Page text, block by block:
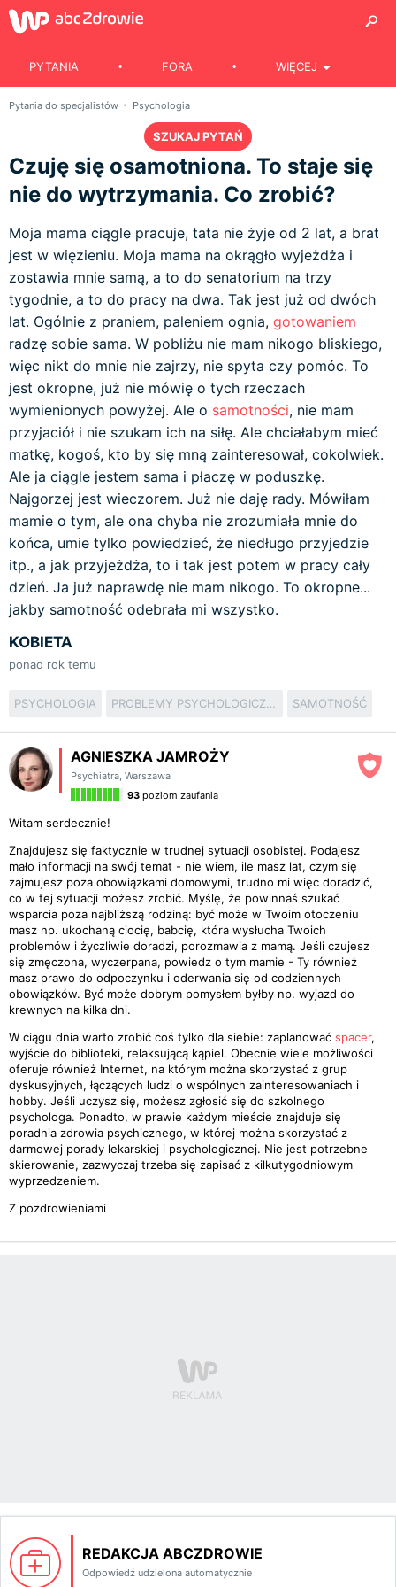
PYTANIA FORA WIĘCEJ
Pytania do specjalistów Psychologia
SZUKAJ PYTAŃ
Czuję się osamotniona. To staje się
nie do wytrzymania. Co zrobić?
Moja mama ciągle pracuje, tata nie żyje od 2 lat, a brat
jest w więzieniu. Moja mama na okrągło wyjeżdża i
zostawia mnie samą, a to do senatorium na trzy
tygodnie, a to do pracy na dwa. Tak jest już od dwóch
lat. Ogólnie z praniem, paleniem ognia, gotowaniem
radzę sobie sama. W pobliżu nie mam nikogo bliskiego,
więc nikt do mnie nie zajrzy, nie spyta czy pomóc. To
jest okropne, już nie mówię o tych rzeczach
wymienionych powyżej. Ale o samotności, nie mam
przyjaciół i nie szukam ich na siłę. Ale chciałabym mieć
matkę, kogoś, kto by się mną zainteresował, cokolwiek.
Ale ja ciągle jestem sama i płaczę w poduszkę.
Najgorzej jest wieczorem. Już nie daję rady. Mówiłam
mamie o tym, ale ona chyba nie zrozumiała mnie do
końca, umie tylko powiedzieć, że niedługo przyjedzie
itp., a jak przyjeżdża, to i tak jest potem w pracy cały
dzień. Ja już naprawdę nie mam nikogo. To okropne...
jakby samotność odebrała mi wszystko.
KOBIETA
ponad rok temu
PSYCHOLOGIA PROBLEMY PSYCHOLOGICZNE SAMOTNOŚĆ
AGNIESZKA JAMROŻY
Psychiatra, Warszawa
93 poziom zaufania
Witam serdecznie!
Znajdujesz się faktycznie w trudnej sytuacji osobistej. Podajesz
mało informacji na swój temat - nie wiem, ile masz lat, czym się
zajmujesz poza obowiązkami domowymi, trudno mi więc doradzić,
co w tej sytuacji możesz zrobić. Myślę, że powinnaś szukać
wsparcia poza najbliższą rodziną: być może w Twoim otoczeniu
masz np. ukochaną ciocię, babcię, która wysłucha Twoich
problemów i życzliwie doradzi, porozmawia z mamą. Jeśli czujesz
się zmęczona, wyczerpana, powiedz o tym mamie - Ty również
masz prawo do odpoczynku i oderwania się od codziennych
obowiązków. Być może dobrym pomysłem byłby np. wyjazd do
krewnych na kilka dni.
W ciągu dnia warto zrobić coś tylko dla siebie: zaplanować spacer,
wyjście do biblioteki, relaksującą kąpiel. Obecnie wiele możliwości
oferuje również Internet, na którym można skorzystać z grup
dyskusyjnych, łączących ludzi o wspólnych zainteresowaniach i
hobby. Jeśli uczysz się, możesz zgłosić się do szkolnego
psychologa. Ponadto, w prawie każdym mieście znajduje się
poradnia zdrowia psychicznego, w której można skorzystać z
darmowej porady lekarskiej i psychologicznej. Nie jest potrzebne
skierowanie, zazwyczaj trzeba się zapisać z kilkutygodniowym
wyprzedzeniem.
Z pozdrowieniami
REDAKCJA ABCZDROWIE
Odpowiedź udzielona automatycznie